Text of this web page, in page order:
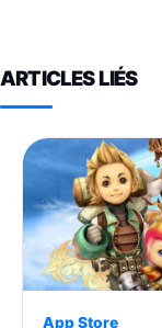
ARTICLES LIÉS
App Store